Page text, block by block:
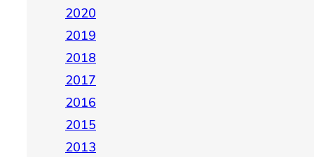
2020
2019
2018
2017
2016
2015
2013